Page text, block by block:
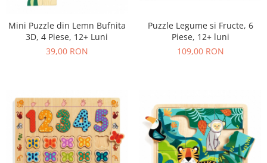
Mini Puzzle din Lemn Bufnita
3D, 4 Piese, 12+ Luni
39,00 RON
Puzzle Legume si Fructe, 6
Piese, 12+ luni
109,00 RON